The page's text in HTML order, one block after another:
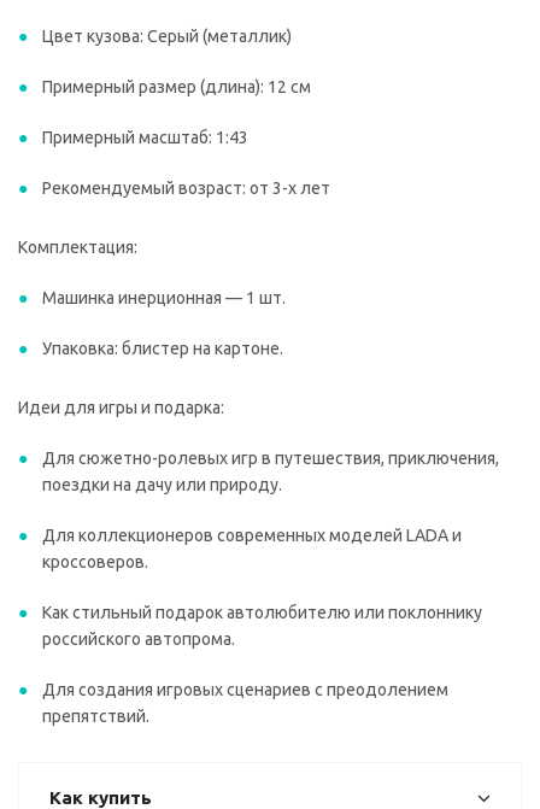
Цвет кузова: Серый (металлик)
Примерный размер (длина): 12 см
Примерный масштаб: 1:43
Рекомендуемый возраст: от 3-х лет
Комплектация:
Машинка инерционная — 1 шт.
Упаковка: блистер на картоне.
Идеи для игры и подарка:
Для сюжетно-ролевых игр в путешествия, приключения,
поездки на дачу или природу.
Для коллекционеров современных моделей LADA и
кроссоверов.
Как стильный подарок автолюбителю или поклоннику
российского автопрома.
Для создания игровых сценариев с преодолением
препятствий.
Как купить